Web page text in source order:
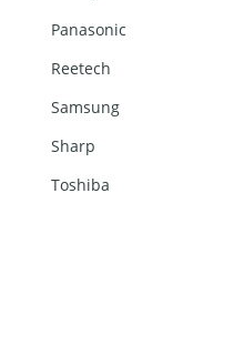
Panasonic
Reetech
Samsung
Sharp
Toshiba